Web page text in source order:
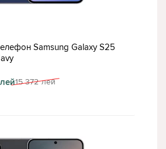
Samsung Galaxy S25
15 372 лей
лей